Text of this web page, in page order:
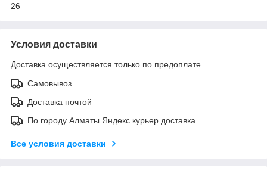
26
Условия доставки
Доставка осуществляется только по предоплате.
Самовывоз
Доставка почтой
По городу Алматы Яндекс курьер доставка
Все условия доставки